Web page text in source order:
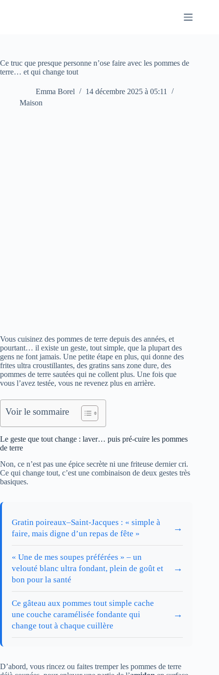
Ce truc que presque personne n’ose faire avec les pommes de
terre… et qui change tout
Emma Borel
14 décembre 2025 à 05:11
Maison
Vous cuisinez des pommes de terre depuis des années, et
pourtant… il existe un geste, tout simple, que la plupart des
gens ne font jamais. Une petite étape en plus, qui donne des
frites ultra croustillantes, des gratins sans zone dure, des
pommes de terre sautées qui ne collent plus. Une fois que
vous l’avez testée, vous ne revenez plus en arrière.
Voir le sommaire
Le geste que tout change : laver… puis pré‑cuire les pommes
de terre
Non, ce n’est pas une épice secrète ni une friteuse dernier cri.
Ce qui change tout, c’est une combinaison de deux gestes très
basiques.
Gratin poireaux–Saint-Jacques : « simple à
faire, mais digne d’un repas de fête »
→
« Une de mes soupes préférées » – un
velouté blanc ultra fondant, plein de goût et
bon pour la santé
→
Ce gâteau aux pommes tout simple cache
une couche caramélisée fondante qui
change tout à chaque cuillère
→
D’abord, vous rincez ou faites tremper les pommes de terre